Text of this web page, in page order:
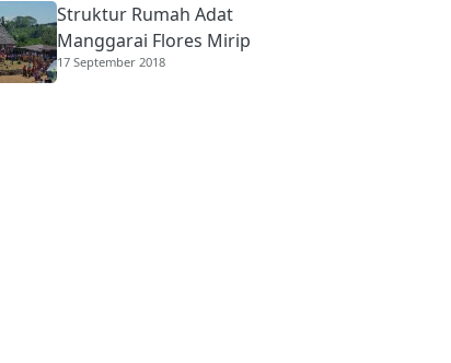
Struktur Rumah Adat
Manggarai Flores Mirip
Rumah Gadang
17 September 2018